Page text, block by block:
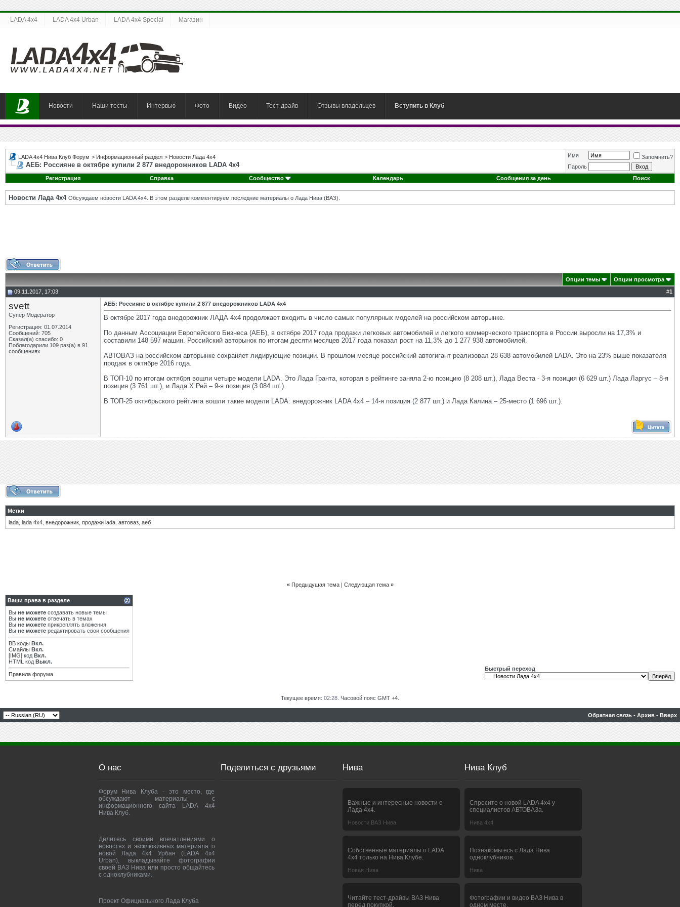
LADA 4x4 LADA 4x4 Urban LADA 4x4 Special Магазин
Новости Наши тесты Интервью Фото Видео Тест-драйв Отзывы владельцев Вступить в Клуб
LADA 4x4 Нива Клуб Форум > Информационный раздел > Новости Лада 4х4
АЕБ: Россияне в октябре купили 2 877 внедорожников LADA 4х4
Имя
Запомнить?
Пароль
Регистрация
Справка Сообщество Календарь Сообщения за день Поиск
Новости Лада 4х4 Обсуждаем новости LADA 4x4. В этом разделе комментируем последние материалы о Лада Нива (ВАЗ).
Опции темы
Опции просмотра
09.11.2017, 17:03
#1
svett
Супер Модератор
Регистрация: 01.07.2014
Сообщений: 705
Сказал(а) спасибо: 0
Поблагодарили 109 раз(а) в 91
сообщениях
АЕБ: Россияне в октябре купили 2 877 внедорожников LADA 4х4
В октябре 2017 года внедорожник ЛАДА 4х4 продолжает входить в число самых популярных моделей на российском авторынке.
По данным Ассоциации Европейского Бизнеса (АЕБ), в октябре 2017 года продажи легковых автомобилей и легкого коммерческого транспорта в России выросли на 17,3% и
составили 148 597 машин. Российский авторынок по итогам десяти месяцев 2017 года показал рост на 11,3% до 1 277 938 автомобилей.
АВТОВАЗ на российском авторынке сохраняет лидирующие позиции. В прошлом месяце российский автогигант реализовал 28 638 автомобилей LADA. Это на 23% выше показателя
продаж в октябре 2016 года.
В ТОП-10 по итогам октября вошли четыре модели LADA. Это Лада Гранта, которая в рейтинге заняла 2-ю позицию (8 208 шт.), Лада Веста - 3-я позиция (6 629 шт.) Лада Ларгус – 8-я
позиция (3 761 шт.), и Лада Х Рей – 9-я позиция (3 084 шт.).
В ТОП-25 октябрьского рейтинга вошли такие модели LADA: внедорожник LADA 4х4 – 14-я позиция (2 877 шт.) и Лада Калина – 25-место (1 696 шт.).
Метки
lada lada 4х4 внедорожник продажи lada автоваз аеб
« Предыдущая тема| Следующая тема »
Ваши права в разделе
Вы не можете создавать новые темы
Вы не можете отвечать в темах
Вы не можете прикреплять вложения
Вы не можете редактировать свои сообщения
BB коды Вкл.
Смайлы Вкл.
[IMG] код Вкл.
HTML код Выкл.
Правила форума
Быстрый переход
Текущее время: 02:28 . Часовой пояс GMT +4.
Обратная связь - Архив - Вверх
О нас
Форум Нива Клуба - это место, где
обсуждают материалы с
информационного сайта LADA 4x4
Нива Клуб.
Делитесь своими впечатлениями о
новостях и эксклюзивных материала о
новой Лада 4х4 Урбан (LADA 4x4
Urban), выкладывайте фотографии
своей ВАЗ Нива или просто общайтесь
с одноклубниками.
Проект Официального Лада Клуба
Поделиться с друзьями Нива
Важные и интересные новости о
Лада 4х4.
Новости ВАЗ Нива
Собственные материалы о LADA
4x4 только на Нива Клубе.
Новая Нива
Читайте тест-драйвы ВАЗ Нива
перед покупкой.
Нива Клуб
Спросите о новой LADA 4x4 у
специалистов АВТОВАЗа.
Нива 4х4
Познакомьтесь с Лада Нива
одноклубников.
Нива
Фотографии и видео ВАЗ Нива в
одном месте.